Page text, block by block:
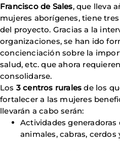
Francisco de Sales, que lleva
mujeres aborígenes, tiene
del proyecto. Gracias a la
organizaciones, se han ido
concienciación sobre la
salud, etc. que ahora
consolidarse.
Los 3 centros rurales de los
fortalecer a las mujeres
llevarán a cabo serán:
Actividades generadoras
animales, cabras,